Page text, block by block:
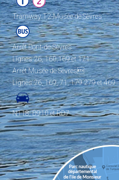
Tramway T2-Musée de Sèvres
Arrêt Pont-de-Sèvres
Lignes 26, 160,169 et 171
Arrêt Musée de Sèvres
Lignes 26, 169, 71, 179 279 et 469
N118, D910 et RD7